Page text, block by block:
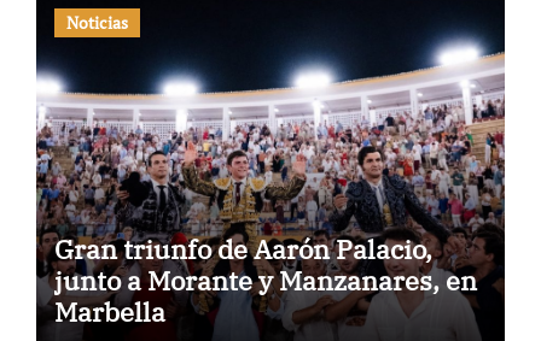
Noticias
Gran triunfo de Aarón Palacio,
junto a Morante y Manzanares, en
Marbella